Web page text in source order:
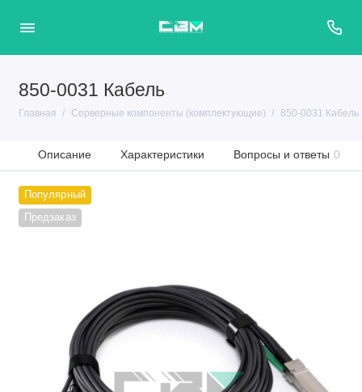
850-0031 Кабель
Главная Серверные компоненты (комплектующие) 850-0031 Кабель
Описание Характеристики Вопросы и ответы 0
Популярный
Предзаказ